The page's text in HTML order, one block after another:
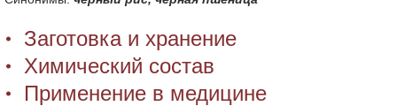
Заготовка и хранение
Химический состав
Применение в медицине